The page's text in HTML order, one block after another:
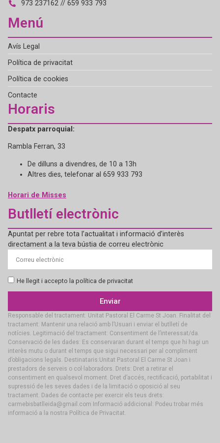
973 237162 // 659 933 793
Menú
Avís Legal
Política de privacitat
Política de cookies
Contacte
Horaris
Despatx parroquial:
Rambla Ferran, 33
De dilluns a divendres, de 10 a 13h
Altres dies, telefonar al 659 933 793
Horari de Misses
Butlletí electrònic
Apuntat per rebre tota l’actualitat i informació d’interès
directament a la teva bústia de correu electrònic
He llegit i accepto la política de privacitat
Enviar
Responsable del tractament: Unitat Pastoral El Carme St Joan. Finalitat del
tractament: Mantenir una relació amb l’Usuari i enviar el butlletí de
notícies. Legitimació del tractament: Consentiment de l’interessat/da.
Conservació de les dades: Es conservaran durant el temps que hi hagi un
interès mutu o durant el temps que sigui necessari per al compliment
d’obligacions legals. Destinataris:Unitat Pastoral El Carme St Joan i
prestadors de serveis o col·laboradors. Drets: Dret a retirar el
consentiment en qualsevol moment. Dret d’accés, rectificació, portabilitat i
supressió de les seves dades i de la limitació o oposició al seu
tractament. Dades de contacte per exercir els teus drets:
carmebisbatlleida@gmail.com Informació addicional: Podeu trobar més
informació a la nostra Política de Privacitat.